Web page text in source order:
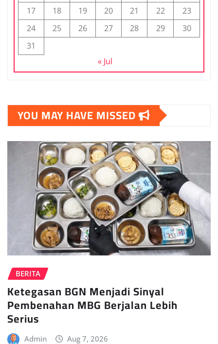
17
18 19 20 21 22
23
24
25 26 27 28 29
30
31
« Jul
YOU MAY HAVE MISSED
BERITA
Ketegasan BGN Menjadi Sinyal
Pembenahan MBG Berjalan Lebih
Serius
Admin Aug 7, 2026